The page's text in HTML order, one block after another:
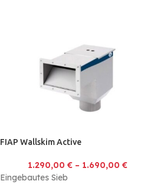
FIAP Wallskim Active
1.290,00€ – 1.690,00€
Eingebautes Sieb